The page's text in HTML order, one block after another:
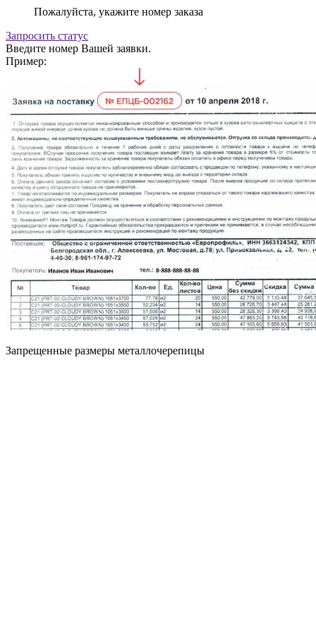
Пожалуйста, укажите номер заказа
Запросить статус
Введите номер Вашей заявки.
Пример:
Запрещенные размеры металлочерепицы